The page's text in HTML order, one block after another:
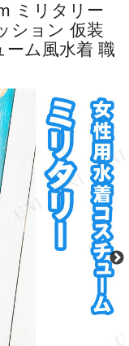
ミリタリー
ション 仮装
ーム風水着 職